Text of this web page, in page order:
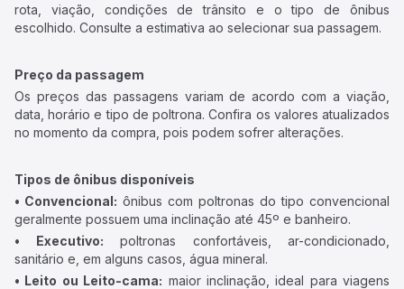
rota, viação, condições de trânsito e o tipo de ônibus
escolhido. Consulte a estimativa ao selecionar sua passagem.
Preço da passagem
Os preços das passagens variam de acordo com a viação,
data, horário e tipo de poltrona. Confira os valores atualizados
no momento da compra, pois podem sofrer alterações.
Tipos de ônibus disponíveis
• Convencional: ônibus com poltronas do tipo convencional
geralmente possuem uma inclinação até 45º e banheiro.
• Executivo: poltronas confortáveis, ar-condicionado,
sanitário e, em alguns casos, água mineral.
• Leito ou Leito-cama: maior inclinação, ideal para viagens